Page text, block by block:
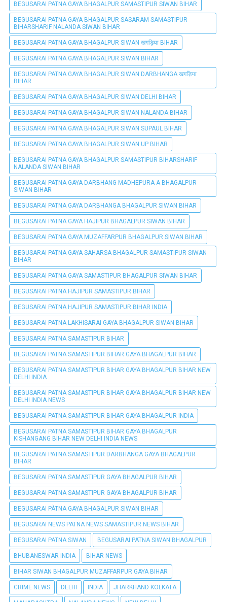
BEGUSARAI PATNA GAYA BHAGALPUR SAMASTIPUR SIWAN BIHAR
BEGUSARAI PATNA GAYA BHAGALPUR SASARAM SAMASTIPUR
BIHARSHARIF NALANDA SIWAN BIHAR
BEGUSARAI PATNA GAYA BHAGALPUR SIWAN खगड़िया BIHAR
BEGUSARAI PATNA GAYA BHAGALPUR SIWAN BIHAR
BEGUSARAI PATNA GAYA BHAGALPUR SIWAN DARBHANGA खगड़िया
BIHAR
BEGUSARAI PATNA GAYA BHAGALPUR SIWAN DELHI BIHAR
BEGUSARAI PATNA GAYA BHAGALPUR SIWAN NALANDA BIHAR
BEGUSARAI PATNA GAYA BHAGALPUR SIWAN SUPAUL BIHAR
BEGUSARAI PATNA GAYA BHAGALPUR SIWAN UP BIHAR
BEGUSARAI PATNA GAYA BHAGALPUR SAMASTIPUR BIHARSHARIF
NALANDA SIWAN BIHAR
BEGUSARAI PATNA GAYA DARBHANG MADHEPURA A BHAGALPUR
SIWAN BIHAR
BEGUSARAI PATNA GAYA DARBHANGA BHAGALPUR SIWAN BIHAR
BEGUSARAI PATNA GAYA HAJIPUR BHAGALPUR SIWAN BIHAR
BEGUSARAI PATNA GAYA MUZAFFARPUR BHAGALPUR SIWAN BIHAR
BEGUSARAI PATNA GAYA SAHARSA BHAGALPUR SAMASTIPUR SIWAN
BIHAR
BEGUSARAI PATNA GAYA SAMASTIPUR BHAGALPUR SIWAN BIHAR
BEGUSARAI PATNA HAJIPUR SAMASTIPUR BIHAR
BEGUSARAI PATNA HAJIPUR SAMASTIPUR BIHAR INDIA
BEGUSARAI PATNA LAKHISARAI GAYA BHAGALPUR SIWAN BIHAR
BEGUSARAI PATNA SAMASTIPUR BIHAR
BEGUSARAI PATNA SAMASTIPUR BIHAR GAYA BHAGALPUR BIHAR
BEGUSARAI PATNA SAMASTIPUR BIHAR GAYA BHAGALPUR BIHAR NEW
DELHI INDIA
BEGUSARAI PATNA SAMASTIPUR BIHAR GAYA BHAGALPUR BIHAR NEW
DELHI INDIA NEWS
BEGUSARAI PATNA SAMASTIPUR BIHAR GAYA BHAGALPUR INDIA
BEGUSARAI PATNA SAMASTIPUR BIHAR GAYA BHAGALPUR
KISHANGANG BIHAR NEW DELHI INDIA NEWS
BEGUSARAI PATNA SAMASTIPUR DARBHANGA GAYA BHAGALPUR
BIHAR
BEGUSARAI PATNA SAMASTIPUR GAYA BHAGALPUR BIHAR
BEGUSARAI PATNA SAMASTIPUR GAYA BHAGALPUR BIHAR
BEGUSARAI PÀTNA GAYA BHAGALPUR SIWAN BIHAR
BEGUSARAI NEWS PATNA NEWS SAMASTIPUR NEWS BIHAR
BEGUSARAI PATNA SIWAN BEGUSARAI PATNA SIWAN BHAGALPUR
BHUBANESWAR INDIA BIHAR NEWS
BIHAR SIWAN BHAGALPUR MUZAFFARPUR GAYA BIHAR
CRIME NEWS DELHI INDIA JHARKHAND KOLKATA